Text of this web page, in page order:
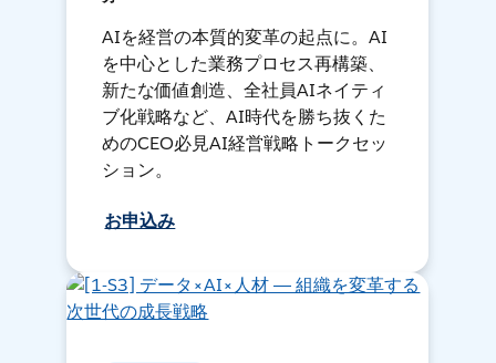
AIを経営の本質的変革の起点に。AI
を中心とした業務プロセス再構築、
新たな価値創造、全社員AIネイティ
ブ化戦略など、AI時代を勝ち抜くた
めのCEO必見AI経営戦略トークセッ
ション。
お申込み